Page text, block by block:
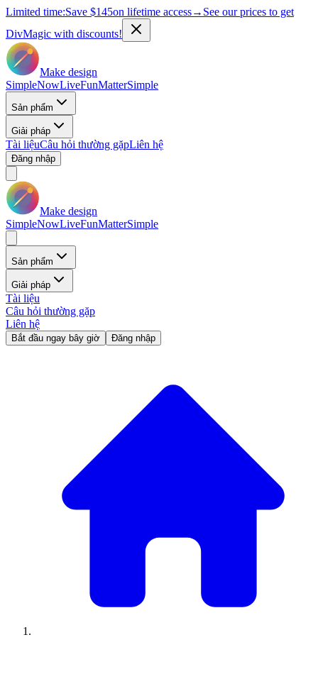
Limited time:Save $145on lifetime access→ See our prices to get
DivMagic with discounts!
Make design
SimpleNowLiveFunMatterSimple
Sản phẩm
Giải pháp
Tài liệuCâu hỏi thường gặpLiên hệ
Đăng nhập
Make design
SimpleNowLiveFunMatterSimple
Sản phẩm
Giải pháp
Tài liệu
Câu hỏi thường gặp
Liên hệ
Bắt đầu ngay bây giờ Đăng nhập